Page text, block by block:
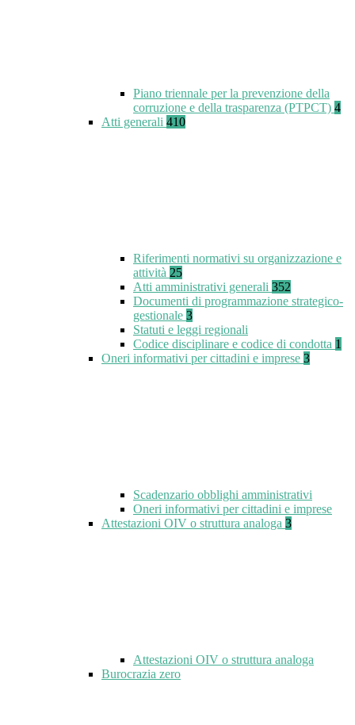
Piano triennale per la prevenzione della
corruzione e della trasparenza (PTPCT) 4
Atti generali 410
Riferimenti normativi su organizzazione e
attività 25
Atti amministrativi generali 352
Documenti di programmazione strategico-
gestionale 3
Statuti e leggi regionali
Codice disciplinare e codice di condotta 1
Oneri informativi per cittadini e imprese 3
Scadenzario obblighi amministrativi
Oneri informativi per cittadini e imprese
Attestazioni OIV o struttura analoga 3
Attestazioni OIV o struttura analoga
Burocrazia zero